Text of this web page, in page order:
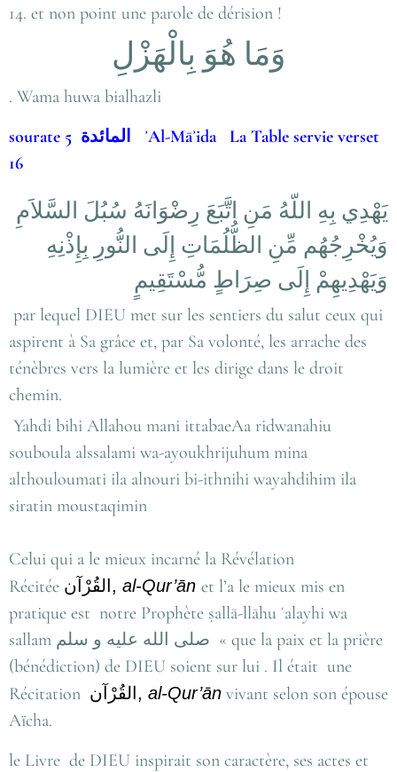
14. et non point une parole de dérision !
وَمَا هُوَ بِالْهَزْلِ
. Wama huwa bialhazli
sourate 5 المائدة ʾAl-Māʾida La Table servie verset
16
يَهْدِي بِهِ اللّهُ مَنِ اتَّبَعَ رِضْوَانَهُ سُبُلَ السَّلاَمِ
وَيُخْرِجُهُم مِّنِ الظُّلُمَاتِ إِلَى النُّورِ بِإِذْنِهِ
وَيَهْدِيهِمْ إِلَى صِرَاطٍ مُّسْتَقِيمٍ
par lequel DIEU met sur les sentiers du salut ceux qui
aspirent à Sa grâce et, par Sa volonté, les arrache des
ténèbres vers la lumière et les dirige dans le droit
chemin.
Yahdi bihi Allahou mani ittabaeAa ridwanahiu
souboula alssalami wa-ayoukhrijuhum mina
althouloumati ila alnouri bi-ithnihi wayahdihim ila
siratin moustaqimin
Celui qui a le mieux incarné la Révélation
Récitée القُرْآن, al-Qur’ān et l’a le mieux mis en
pratique est notre Prophète ṣallā-llāhu ʿalayhi wa
sallam صلى الله عليه و سلم « que la paix et la prière
(bénédiction) de DIEU soient sur lui . Il était une
Récitation القُرْآن, al-Qur’ān vivant selon son épouse
Aïcha.
le Livre de DIEU inspirait son caractère, ses actes et